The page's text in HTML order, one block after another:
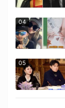
04
05